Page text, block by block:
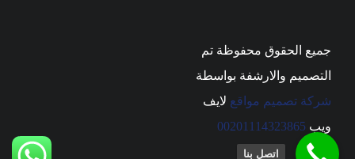
جميع الحقوق محفوظة تم
التصميم والارشفة بواسطة
شركة تصميم مواقع لايف
ويب 00201114323865
اتصل بنا